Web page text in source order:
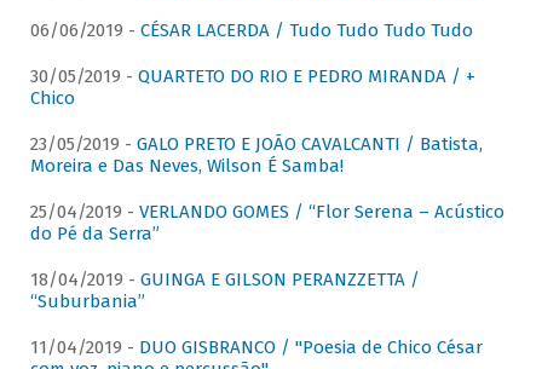
06/06/2019 - CÉSAR LACERDA / Tudo Tudo Tudo Tudo
30/05/2019 - QUARTETO DO RIO E PEDRO MIRANDA / +
Chico
23/05/2019 - GALO PRETO E JOÃO CAVALCANTI / Batista,
Moreira e Das Neves, Wilson É Samba!
25/04/2019 - VERLANDO GOMES / “Flor Serena – Acústico
do Pé da Serra”
18/04/2019 - GUINGA E GILSON PERANZZETTA /
“Suburbania”
11/04/2019 - DUO GISBRANCO / "Poesia de Chico César